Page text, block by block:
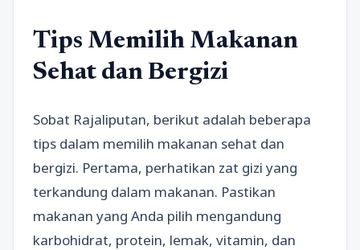
Tips Memilih Makanan
Sehat dan Bergizi
Sobat Rajaliputan, berikut adalah beberapa
tips dalam memilih makanan sehat dan
bergizi. Pertama, perhatikan zat gizi yang
terkandung dalam makanan. Pastikan
makanan yang Anda pilih mengandung
karbohidrat, protein, lemak, vitamin, dan